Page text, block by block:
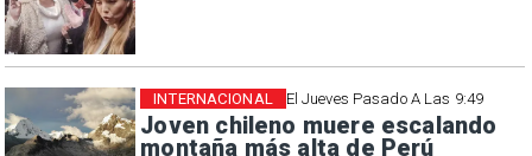
El Jueves Pasado A Las 9:49
Joven chileno muere escalando
montaña más alta de Perú
INTERNACIONAL